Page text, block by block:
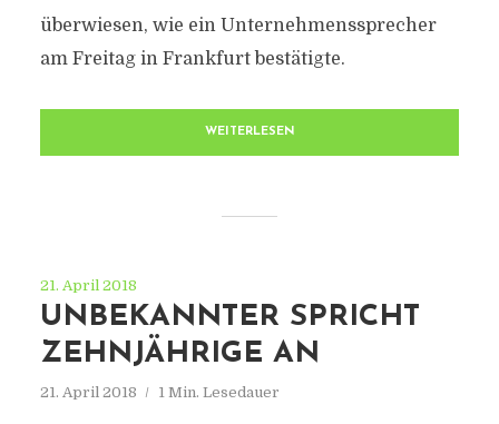
überwiesen, wie ein Unternehmenssprecher
am Freitag in Frankfurt bestätigte.
WEITERLESEN
21. April 2018
UNBEKANNTER SPRICHT
ZEHNJÄHRIGE AN
21. April 2018 1 Min. Lesedauer